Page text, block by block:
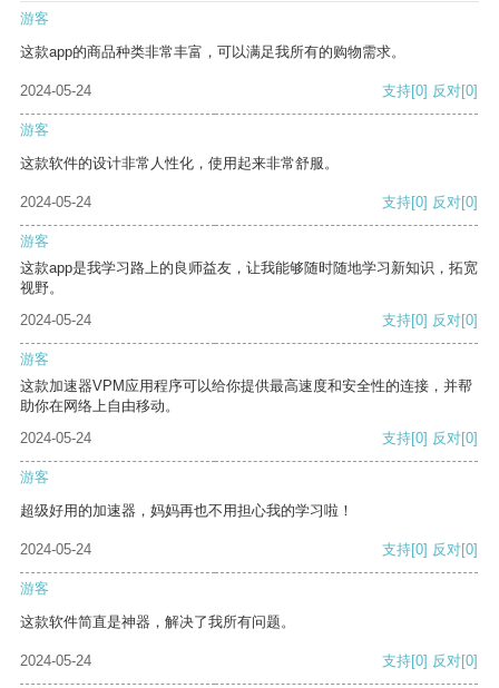
游客
这款app的商品种类非常丰富，可以满足我所有的购物需求。
2024-05-24 支持[0] 反对[0]
游客
这款软件的设计非常人性化，使用起来非常舒服。
2024-05-24 支持[0] 反对[0]
游客
这款app是我学习路上的良师益友，让我能够随时随地学习新知识，拓宽
视野。
2024-05-24
支持[0] 反对[0]
游客
这款加速器VPM应用程序可以给你提供最高速度和安全性的连接，并帮
助你在网络上自由移动。
2024-05-24
支持[0] 反对[0]
游客
超级好用的加速器，妈妈再也不用担心我的学习啦！
2024-05-24 支持[0] 反对[0]
游客
这款软件简直是神器，解决了我所有问题。
2024-05-24 支持[0] 反对[0]